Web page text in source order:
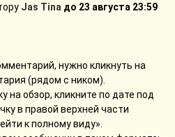
Jas Tina до 23 августа 23:59
нужно кликнуть на
(рядом с ником).
на обзор, кликните по дате под
в правой верхней части
к полному виду».